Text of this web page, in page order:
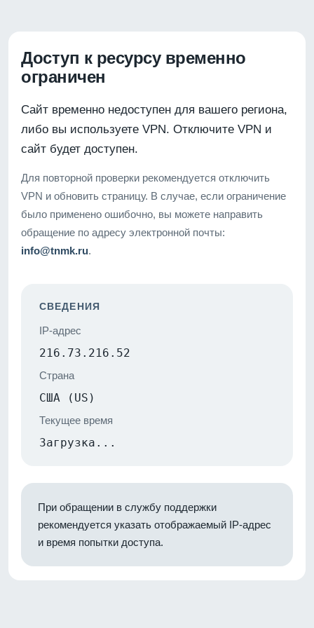
Доступ к ресурсу временно
ограничен
Сайт временно недоступен для вашего региона,
либо вы используете VPN. Отключите VPN и
сайт будет доступен.
Для повторной проверки рекомендуется отключить
VPN и обновить страницу. В случае, если ограничение
было применено ошибочно, вы можете направить
обращение по адресу электронной почты:
info@tnmk.ru.
СВЕДЕНИЯ
IP-адрес
216.73.216.52
Страна
США (US)
Текущее время
Загрузка...
При обращении в службу поддержки
рекомендуется указать отображаемый IP-адрес
и время попытки доступа.